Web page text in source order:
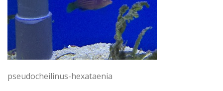
pseudocheilinus-hexataenia